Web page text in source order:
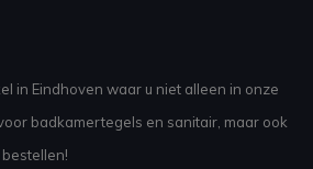
in Eindhoven waar u niet alleen in onze
badkamertegels en sanitair, maar ook